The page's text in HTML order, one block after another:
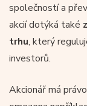
společností a
akcií dotýká také
trhu, který
investorů.
Akcionář má